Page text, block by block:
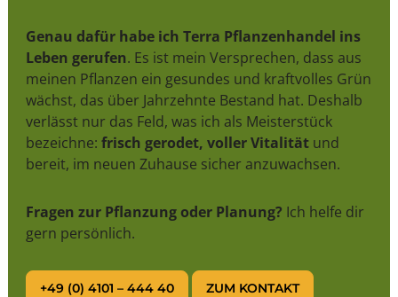
Genau dafür habe ich Terra Pflanzenhandel ins
Leben gerufen. Es ist mein Versprechen, dass aus
meinen Pflanzen ein gesundes und kraftvolles Grün
wächst, das über Jahrzehnte Bestand hat. Deshalb
verlässt nur das Feld, was ich als Meisterstück
bezeichne: frisch gerodet, voller Vitalitätund
bereit, im neuen Zuhause sicher anzuwachsen.
Fragen zur Pflanzung oder Planung? Ich helfe dir
gern persönlich.
+49 (0) 4101 – 444 40 ZUM KONTAKT